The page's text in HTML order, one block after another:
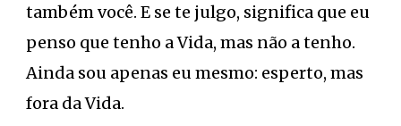
também você. E se te julgo, significa que eu
penso que tenho a Vida, mas não a tenho.
Ainda sou apenas eu mesmo: esperto, mas
fora da Vida.